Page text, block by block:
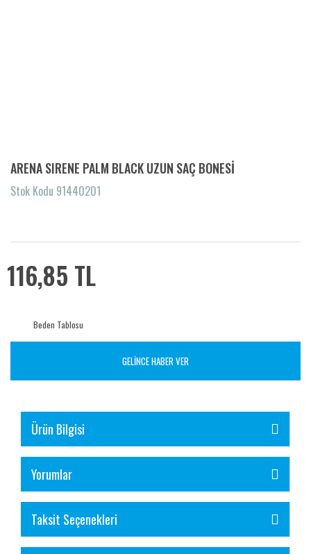
ARENA SIRENE PALM BLACK UZUN SAÇ BONESİ
Stok Kodu 91440201
116,85 TL
Beden Tablosu
GELİNCE HABER VER
Ürün Bilgisi
Yorumlar
Taksit Seçenekleri